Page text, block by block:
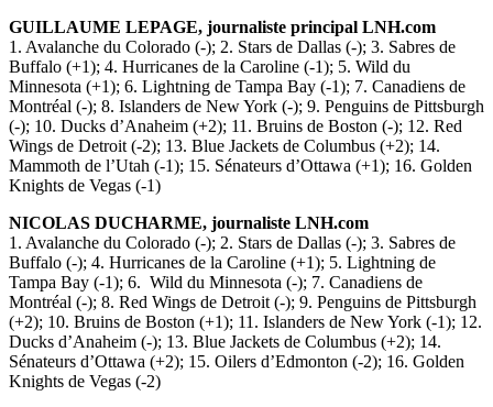
GUILLAUME LEPAGE, journaliste principal LNH.com
1. Avalanche du Colorado (-); 2. Stars de Dallas (-); 3. Sabres de
Buffalo (+1); 4. Hurricanes de la Caroline (-1); 5. Wild du
Minnesota (+1); 6. Lightning de Tampa Bay (-1); 7. Canadiens de
Montréal (-); 8. Islanders de New York (-); 9. Penguins de Pittsburgh
(-); 10. Ducks d’Anaheim (+2); 11. Bruins de Boston (-); 12. Red
Wings de Detroit (-2); 13. Blue Jackets de Columbus (+2); 14.
Mammoth de l’Utah (-1); 15. Sénateurs d’Ottawa (+1); 16. Golden
Knights de Vegas (-1)
NICOLAS DUCHARME, journaliste LNH.com
1. Avalanche du Colorado (-); 2. Stars de Dallas (-); 3. Sabres de
Buffalo (-); 4. Hurricanes de la Caroline (+1); 5. Lightning de
Tampa Bay (-1); 6. Wild du Minnesota (-); 7. Canadiens de
Montréal (-); 8. Red Wings de Detroit (-); 9. Penguins de Pittsburgh
(+2); 10. Bruins de Boston (+1); 11. Islanders de New York (-1); 12.
Ducks d’Anaheim (-); 13. Blue Jackets de Columbus (+2); 14.
Sénateurs d’Ottawa (+2); 15. Oilers d’Edmonton (-2); 16. Golden
Knights de Vegas (-2)